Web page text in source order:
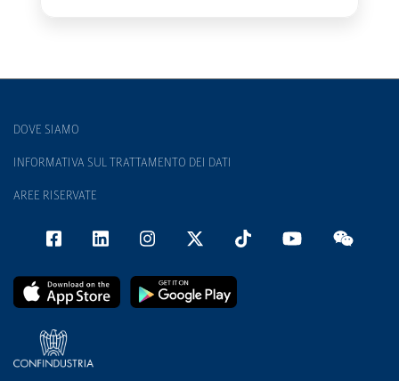
DOVE SIAMO
INFORMATIVA SUL TRATTAMENTO DEI DATI
AREE RISERVATE